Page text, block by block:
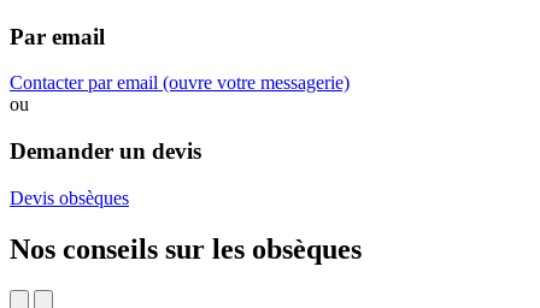
Par email
Contacter par email (ouvre votre messagerie)
ou
Demander un devis
Devis obsèques
Nos conseils sur les obsèques